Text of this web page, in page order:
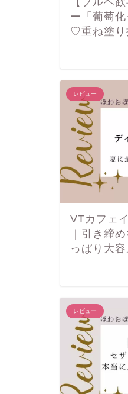
ー「葡萄
♡重ね塗り
レビュー
VTカフェ
｜引き締
っぱり大
レビュー